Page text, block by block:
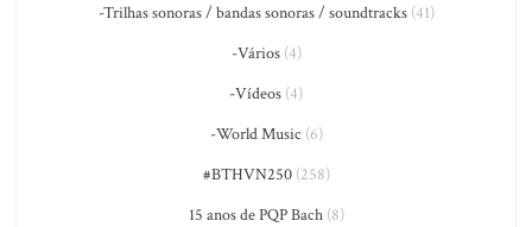
-Trilhas sonoras / bandas sonoras / soundtracks(41)
-Vários(4)
-Vídeos (4)
-World Music (6)
#BTHVN250(258)
15 anos de PQP Bach(8)